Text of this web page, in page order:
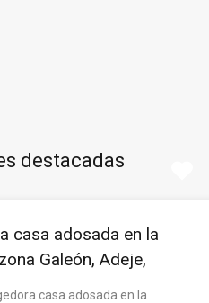
destacadas
casa adosada en la
Galeón, Adeje,
casa adosada en la